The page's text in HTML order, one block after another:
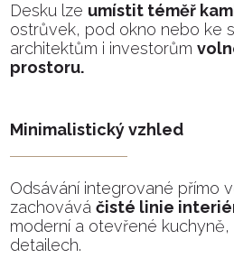
Desku lze umístit téměř
ostrůvek, pod okno nebo ke
architektům i investorům
prostoru.
Minimalistický vzhled
Odsávání integrované přímo
zachovává čisté linie
moderní a otevřené kuchyně,
detailech.